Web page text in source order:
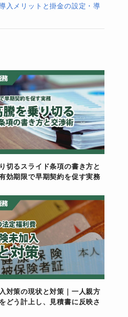
入メリットと掛金の設定・導
切るスライド条項の書き方と
効期限で早期契約を促す実務
対策の現状と対策｜一人親方
どう計上し、見積書に反映さ